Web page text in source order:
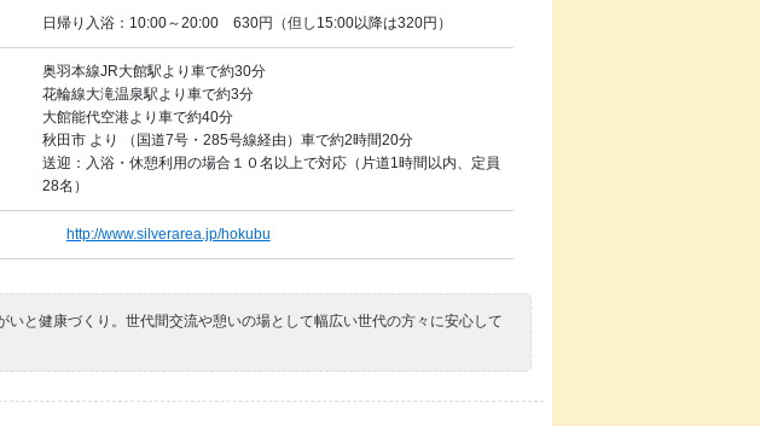
日帰り入浴：10:00～20:00 630円（但し15:00以降は320円）
奥羽本線JR大館駅より車で約30分
花輪線大滝温泉駅より車で約3分
大館能代空港より車で約40分
秋田市 より （国道7号・285号線経由）車で約2時間20分
送迎：入浴・休憩利用の場合１０名以上で対応（片道1時間以内、定員
28名）
http://www.silverarea.jp/hokubu
と健康づくり。世代間交流や憩いの場として幅広い世代の方々に安心して